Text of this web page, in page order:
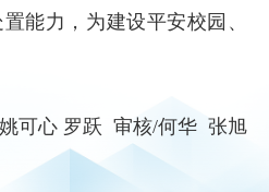
能力，为建设平安校园、
可心 罗跃 审核/何华 张旭